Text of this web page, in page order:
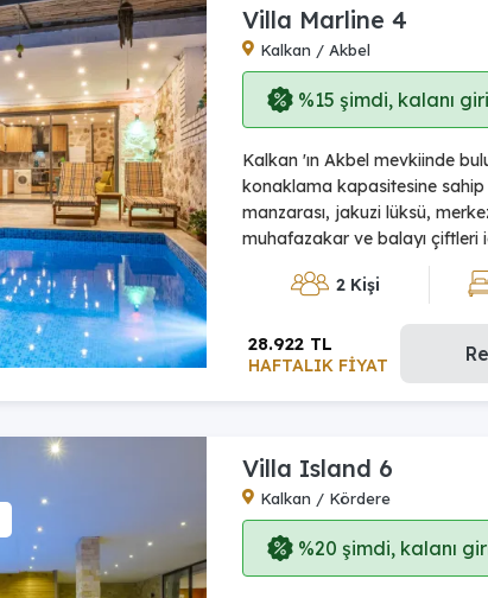
Villa Marline 4
Kalkan / Akbel
%15 şimdi, kalanı
Kalkan 'ın Akbel mevkiinde
konaklama kapasitesine sahip
manzarası, jakuzi lüksü,
muhafazakar ve balayı çiftleri
2 Kişi
HAFTALIK FİYAT
28.922 TL
Villa Island 6
Kalkan / Kördere
%20 şimdi, kalanı